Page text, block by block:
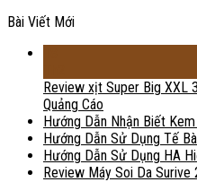
Bài Viết Mới
Review xịt Super Big XXL
Quảng Cáo
Hướng Dẫn Nhận Biết
Hướng Dẫn Sử Dụng Tế
Hướng Dẫn Sử Dụng HA
Review Máy Soi Da Surive